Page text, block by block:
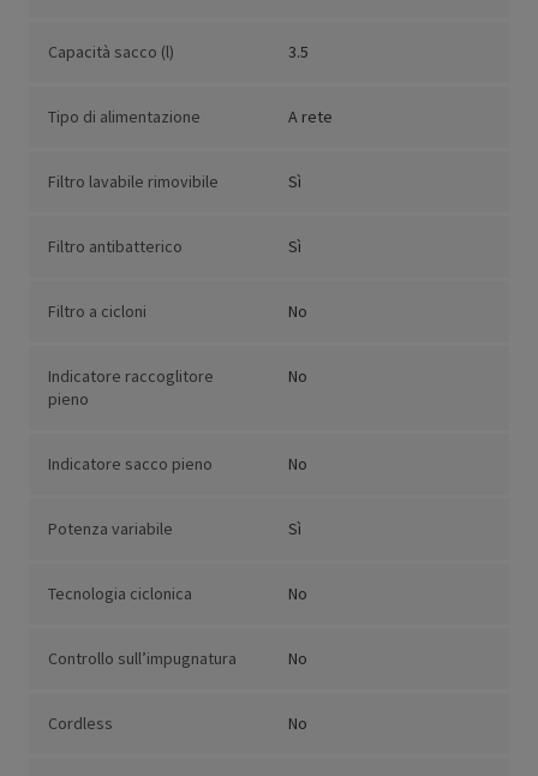
Capacità sacco (l) 3.5
Tipo di alimentazione A rete
Filtro lavabile rimovibile Sì
Filtro antibatterico Sì
Filtro a cicloni No
Indicatore raccoglitore
pieno
No
Indicatore sacco pieno No
Potenza variabile Sì
Tecnologia ciclonica No
Controllo sull’impugnatura No
Cordless No